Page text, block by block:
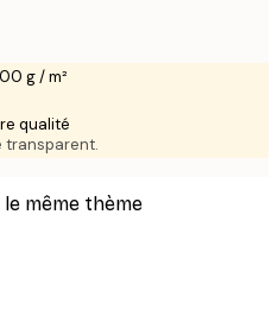
g / m²
qualité
transparent.
même thème